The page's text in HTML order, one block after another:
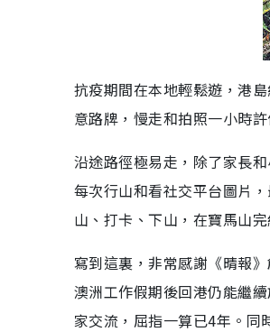
抗疫期間在本地輕鬆遊，港
意路牌，慢走和拍照一小時
沿途路徑極易走，除了家長
每次行山和看社交平台圖片
山、打卡、下山，在寶馬山
寫到這裏，非常感謝《晴報
澳洲工作假期後回港仍能繼
家交流，屈指一算已4年。同